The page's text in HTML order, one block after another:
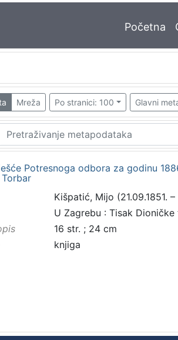
Početna
Mreža Po stranici: 100 Glavni
Potresnoga odbora za godinu
Kišpatić, Mijo (21.09.1851. –
U Zagrebu : Tisak Dioničke
16 str. ; 24 cm
knjiga